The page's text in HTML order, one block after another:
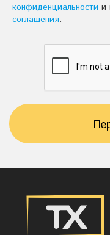
конфиденциальности и
соглашения.